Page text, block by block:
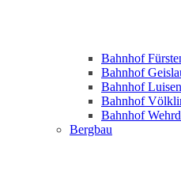
Bahnhof
Bahnhof
Bahnhof
Bahnhof
Bahnhof
Bergbau